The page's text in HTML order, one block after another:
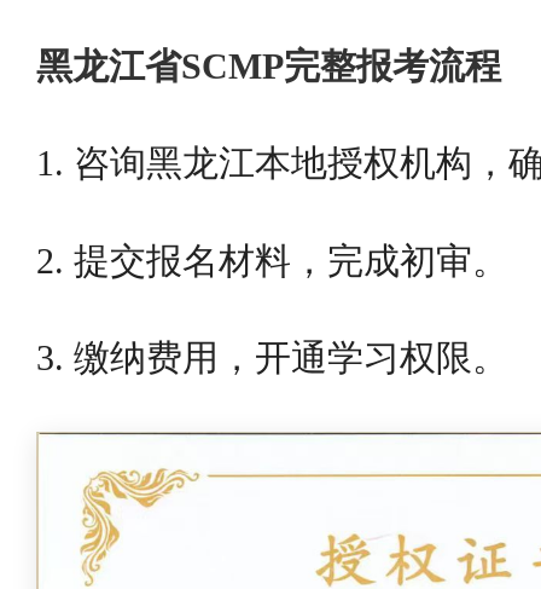
黑龙江省SCMP完整报考流程
1. 咨询黑龙江本地授权机构，
2. 提交报名材料，完成初审。
3. 缴纳费用，开通学习权限。